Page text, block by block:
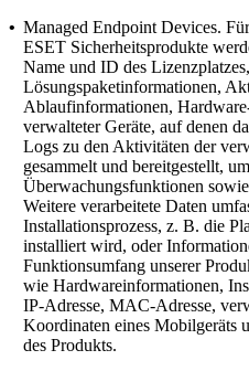
• Managed Endpoint Devices.
ESET Sicherheitsprodukte
Name und ID des
Lösungspaketinformationen,
Ablaufinformationen,
verwalteter Geräte, auf denen
Logs zu den Aktivitäten der
gesammelt und bereitgestellt,
Überwachungsfunktionen
Weitere verarbeitete Daten
Installationsprozess, z. B. die
installiert wird, oder
Funktionsumfang unserer
wie Hardwareinformationen,
IP-Adresse, MAC-Adresse,
Koordinaten eines Mobilgeräts
des Produkts.